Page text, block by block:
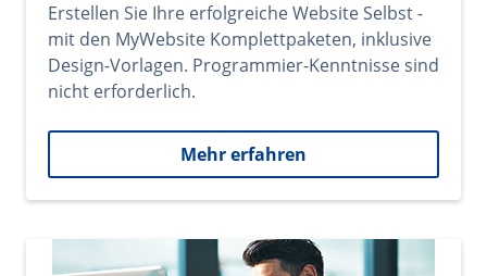
Erstellen Sie Ihre erfolgreiche Website Selbst -
mit den MyWebsite Komplettpaketen, inklusive
Design-Vorlagen. Programmier-Kenntnisse sind
nicht erforderlich.
Mehr erfahren